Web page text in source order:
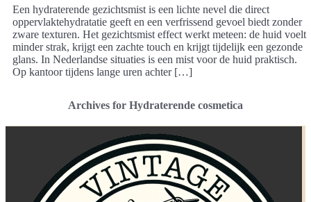
Een hydraterende gezichtsmist is een lichte nevel die direct
oppervlaktehydratatie geeft en een verfrissend gevoel biedt zonder
zware texturen. Het gezichtsmist effect werkt meteen: de huid voelt
minder strak, krijgt een zachte touch en krijgt tijdelijk een gezonde
glans. In Nederlandse situaties is een mist voor de huid praktisch.
Op kantoor tijdens lange uren achter […]
Archives for Hydraterende cosmetica